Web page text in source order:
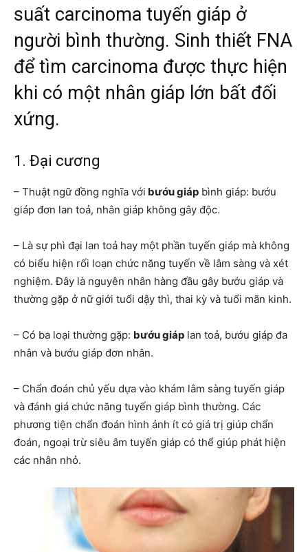
suất carcinoma tuyến giáp ở
người bình thường. Sinh thiết FNA
để tìm carcinoma được thực hiện
khi có một nhân giáp lớn bất đối
xứng.
1. Đại cương
– Thuật ngữ đồng nghĩa với bướu giáp bình giáp: bướu
giáp đơn lan toả, nhân giáp không gây độc.
– Là sự phì đại lan toả hay một phần tuyến giáp mà không
có biểu hiện rối loạn chức năng tuyến về lâm sàng và xét
nghiệm. Đây là nguyên nhân hàng đầu gây bướu giáp và
thường gặp ở nữ giới tuổi dậy thì, thai kỳ và tuổi mãn kinh.
– Có ba loại thường gặp: bướu giáp lan toả, bướu giáp đa
nhân và bướu giáp đơn nhân.
– Chẩn đoán chủ yếu dựa vào khám lâm sàng tuyến giáp
và đánh giá chức năng tuyến giáp bình thường. Các
phương tiện chẩn đoán hình ảnh ít có giá trị giúp chẩn
đoán, ngoại trừ siêu âm tuyến giáp có thể giúp phát hiện
các nhân nhỏ.